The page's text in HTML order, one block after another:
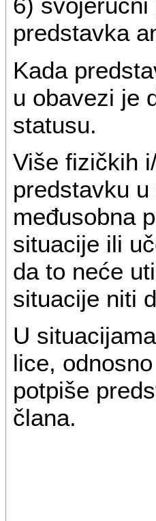
predstavka
Kada
u obavezi je
statusu.
Više fizičkih
predstavku
međusobna
situacije ili
da to neće
situacije niti
U
lice,
potpiše
člana.